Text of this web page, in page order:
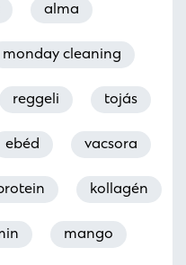
alma
monday cleaning
reggeli tojás
ebéd vacsora
kollagén
mango